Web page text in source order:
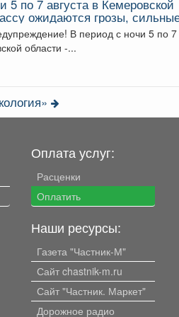
5 по 7 августа в Кемеровской
ожидаются грозы,
град.
В период с ночи 5 по 7
области -...
Оплата услуг:
Расценки
Оплатить
Наши ресурсы:
Газета "Частник-М"
Сайт chastnik-m.ru
Сайт "Частник. Маркет"
Дорожное радио